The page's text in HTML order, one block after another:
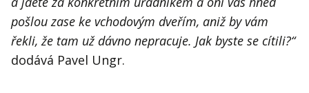
pošlou zase ke vchodovým dveřím, aniž by vám
řekli, že tam už dávno nepracuje. Jak byste se cítili?“
dodává Pavel Ungr.